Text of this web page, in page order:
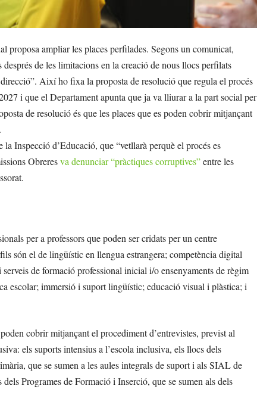
ampliar les places perfilades. Segons un comunicat,
de les limitacions en la creació de nous llocs perfilats
Així ho fixa la proposta de resolució que regula el procés
i que el Departament apunta que ja va lliurar a la part social per
de resolució és que les places que es poden cobrir mitjançant
Inspecció d’Educació, que “vetllarà perquè el procés es
Obreresva denunciar “pràctiques corruptives”entre les
per a professors que poden ser cridats per un centre
són el de lingüístic en llengua estrangera; competència digital
de formació professional inicial i/o ensenyaments de règim
escolar; immersió i suport lingüístic; educació visual i plàstica; i
cobrir mitjançant el procediment d’entrevistes, previst al
els suports intensius a l’escola inclusiva, els llocs dels
que se sumen a les aules integrals de suport i als SIAL de
Programes de Formació i Inserció, que se sumen als dels